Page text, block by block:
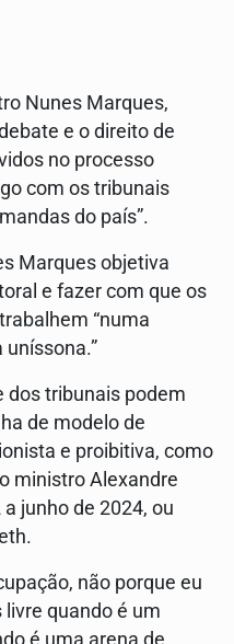
Nunes Marques,
e o direito de
no processo
com os tribunais
do país”.
Marques objetiva
e fazer com que os
“numa
dos tribunais podem
de modelo de
e proibitiva, como
ministro Alexandre
junho de 2024, ou
não porque eu
quando é um